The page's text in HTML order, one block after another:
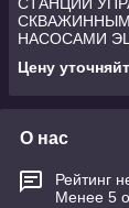
СТАНЦИИ
НАСОСАМИ
СУЗ-
Цену
О нас
Рейтинг
Менее 5